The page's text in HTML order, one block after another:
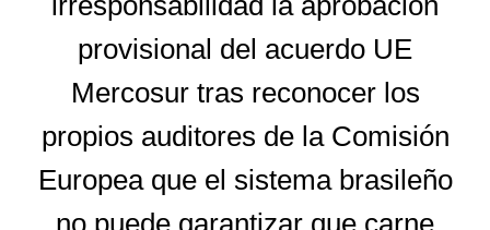
provisional del acuerdo UE
Mercosur tras reconocer los
propios auditores de la Comisión
Europea que el sistema brasileño